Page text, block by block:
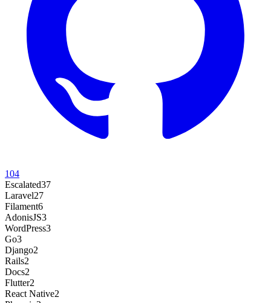
104
Escalated37
Laravel27
Filament6
AdonisJS3
WordPress3
Go3
Django2
Rails2
Docs2
Flutter2
React Native2